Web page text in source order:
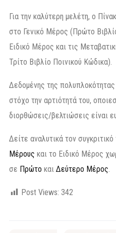
Για την καλύτερη μελέτη, ο
στο Γενικό Μέρος (Πρώτο
Ειδικό Μέρος και τις
Τρίτο Βιβλίο Ποινικού Κώδικα).
Δεδομένης της πολυπλοκότητας
στόχο την αρτιότητά του,
διορθώσεις/βελτιώσεις είναι
Δείτε αναλυτικά τον
Μέρους και το Ειδικό Μέρος
σε Πρώτο και Δεύτερο Μέρος.
Post Views: 342